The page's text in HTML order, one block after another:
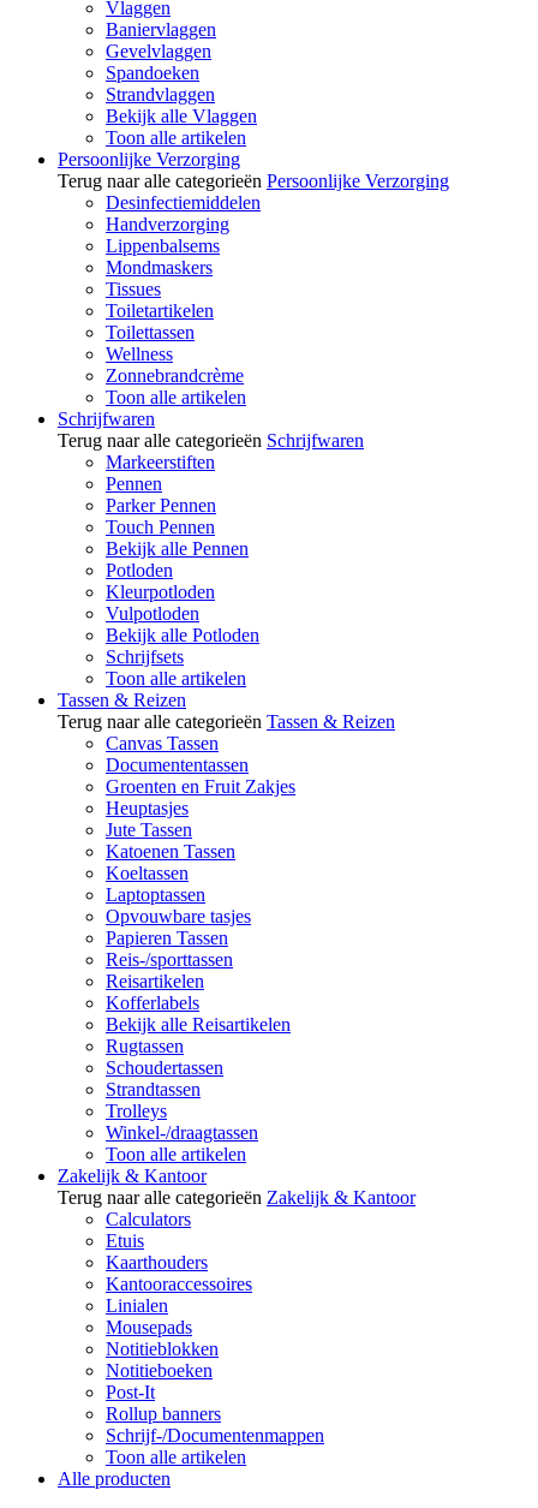
Vlaggen
Baniervlaggen
Gevelvlaggen
Spandoeken
Strandvlaggen
Bekijk alle Vlaggen
Toon alle artikelen
Persoonlijke Verzorging
Terug naar alle categorieën Persoonlijke Verzorging
Desinfectiemiddelen
Handverzorging
Lippenbalsems
Mondmaskers
Tissues
Toiletartikelen
Toilettassen
Wellness
Zonnebrandcrème
Toon alle artikelen
Schrijfwaren
Terug naar alle categorieën Schrijfwaren
Markeerstiften
Pennen
Parker Pennen
Touch Pennen
Bekijk alle Pennen
Potloden
Kleurpotloden
Vulpotloden
Bekijk alle Potloden
Schrijfsets
Toon alle artikelen
Tassen & Reizen
Terug naar alle categorieën Tassen & Reizen
Canvas Tassen
Documententassen
Groenten en Fruit Zakjes
Heuptasjes
Jute Tassen
Katoenen Tassen
Koeltassen
Laptoptassen
Opvouwbare tasjes
Papieren Tassen
Reis-/sporttassen
Reisartikelen
Kofferlabels
Bekijk alle Reisartikelen
Rugtassen
Schoudertassen
Strandtassen
Trolleys
Winkel-/draagtassen
Toon alle artikelen
Zakelijk & Kantoor
Terug naar alle categorieën Zakelijk & Kantoor
Calculators
Etuis
Kaarthouders
Kantooraccessoires
Linialen
Mousepads
Notitieblokken
Notitieboeken
Post-It
Rollup banners
Schrijf-/Documentenmappen
Toon alle artikelen
Alle producten